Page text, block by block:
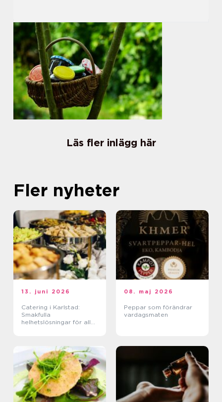
Läs fler inlägg här
Fler nyheter
13. juni 2026
Catering i Karlstad:
Smakfulla
helhetslösningar för alla
08. maj 2026
Peppar som förändrar
vardagsmaten